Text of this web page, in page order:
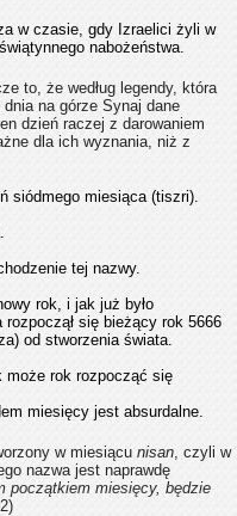
w czasie, gdy Izraelici żyli w
nabożeństwa.
to, że według legendy, która
na górze Synaj dane
dzień raczej z darowaniem
dla ich wyznania, niż z
siódmego miesiąca (tiszri).
tej nazwy.
rok, i jak już było
się bieżący rok 5666
od stworzenia świata.
rok rozpocząć się
miesięcy jest absurdalne.
w miesiącu nisan, czyli w
nazwa jest naprawdę
początkiem miesięcy, będzie